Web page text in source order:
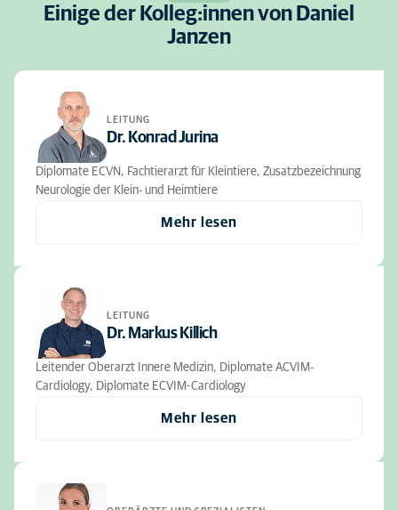
Einige der Kolleg:innen von Daniel
Janzen
LEITUNG
Dr. Konrad Jurina
Diplomate ECVN, Fachtierarzt für Kleintiere, Zusatzbezeichnung
Neurologie der Klein- und Heimtiere
Mehr lesen
LEITUNG
Dr. Markus Killich
Leitender Oberarzt Innere Medizin, Diplomate ACVIM-
Cardiology, Diplomate ECVIM-Cardiology
Mehr lesen